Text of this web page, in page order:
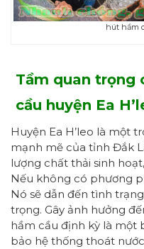
hút hầm
Tầm quan trọng
cầu huyện Ea
Huyện Ea H’leo là một
mạnh mẽ của tỉnh Đắk
lượng chất thải sinh
Nếu không có phương
Nó sẽ dẫn đến tình
trọng. Gây ảnh hưởng
hầm cầu định kỳ là một
bảo hệ thống thoát